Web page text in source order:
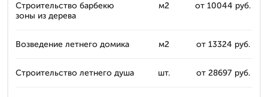
Строительство барбекю
зоны из дерева
м2 от 10044 руб.
Возведение летнего домика м2 от 13324 руб.
Строительство летнего душа шт. от 28697 руб.